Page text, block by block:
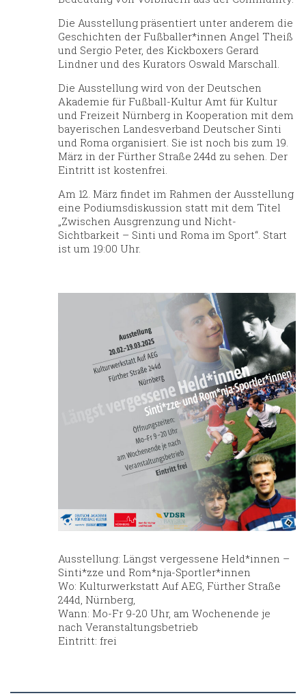
Die Ausstellung präsentiert unter anderem die
Geschichten der Fußballer*innen Angel Theiß
und Sergio Peter, des Kickboxers Gerard
Lindner und des Kurators Oswald Marschall.
Die Ausstellung wird von der Deutschen
Akademie für Fußball-Kultur Amt für Kultur
und Freizeit Nürnberg in Kooperation mit dem
bayerischen Landesverband Deutscher Sinti
und Roma organisiert. Sie ist noch bis zum 19.
März in der Fürther Straße 244d zu sehen. Der
Eintritt ist kostenfrei.
Am 12. März findet im Rahmen der Ausstellung
eine Podiumsdiskussion statt mit dem Titel
„Zwischen Ausgrenzung und Nicht-
Sichtbarkeit – Sinti und Roma im Sport“. Start
ist um 19:00 Uhr.
Ausstellung: Längst vergessene Held*innen –
Sinti*zze und Rom*nja-Sportler*innen
Wo: Kulturwerkstatt Auf AEG, Fürther Straße
244d, Nürnberg,
Wann: Mo-Fr 9-20 Uhr, am Wochenende je
nach Veranstaltungsbetrieb
Eintritt: frei